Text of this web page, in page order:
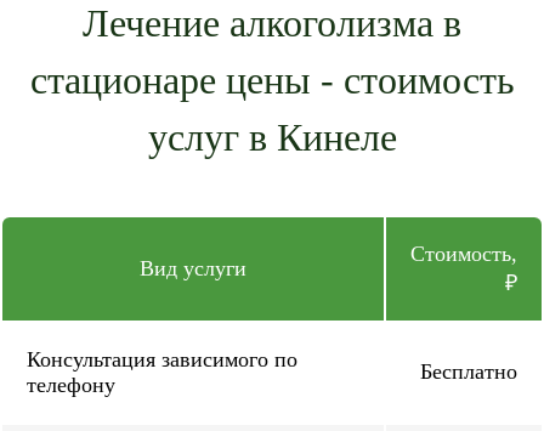
Лечение алкоголизма в
стационаре цены - стоимость
услуг в Кинеле
Вид услуги
Стоимость,
₽
Консультация зависимого по
телефону
Бесплатно